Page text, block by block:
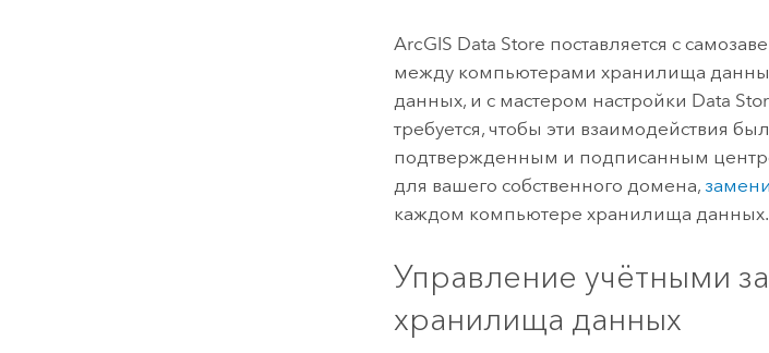
ArcGIS Data Store поставляется с
между компьютерами хранилища
данных, и с мастером настройки Data
требуется, чтобы эти взаимодействия
подтвержденным и подписанным
для вашего собственного домена,
каждом компьютере хранилища данных.
Управление учётными
хранилища данных